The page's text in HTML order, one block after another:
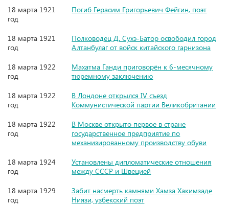
18 марта 1921
год
Погиб Герасим Григорьевич Фейгин, поэт
18 марта 1921
год
Полководец Д. Сухэ-Батор освободил город
Алтанбулаг от войск китайского гарнизона
18 марта 1922
год
Махатма Ганди приговорён к 6-месячному
тюремному заключению
18 марта 1922
год
В Лондоне открылся IV съезд
Коммунистической партии Великобритании
18 марта 1922
год
В Москве открыто первое в стране
государственное предприятие по
механизированному производству обуви
18 марта 1924
год
Установлены дипломатические отношения
между СССР и Швецией
18 марта 1929
год
Забит насмерть камнями Хамза Хакимзаде
Ниязи, узбекский поэт